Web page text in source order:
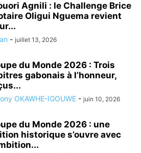
Agnili : le Challenge Brice
Oligui Nguema revient
- juillet 13, 2026
du Monde 2026 : Trois
gabonais à l’honneur,
OKAWHE-IGOUWE - juin 10, 2026
du Monde 2026 : une
historique s’ouvre avec